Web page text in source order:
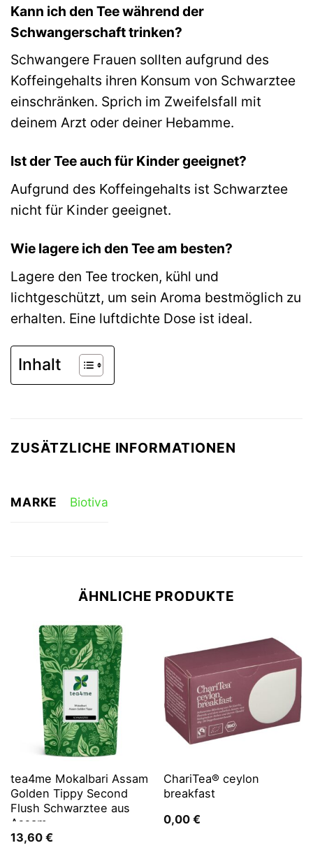
Kann ich den Tee während der
Schwangerschaft trinken?
Schwangere Frauen sollten aufgrund des
Koffeingehalts ihren Konsum von Schwarztee
einschränken. Sprich im Zweifelsfall mit
deinem Arzt oder deiner Hebamme.
Ist der Tee auch für Kinder geeignet?
Aufgrund des Koffeingehalts ist Schwarztee
nicht für Kinder geeignet.
Wie lagere ich den Tee am besten?
Lagere den Tee trocken, kühl und
lichtgeschützt, um sein Aroma bestmöglich zu
erhalten. Eine luftdichte Dose ist ideal.
Inhalt
ZUSÄTZLICHE INFORMATIONEN
MARKE Biotiva
ÄHNLICHE PRODUKTE
tea4me Mokalbari Assam
Golden Tippy Second
Flush Schwarztee aus
Assam
13,60 €
ChariTea® ceylon
breakfast
0,00 €